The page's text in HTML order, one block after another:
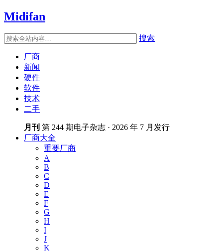
Midifan
搜索
厂商
新闻
硬件
软件
技术
二手
月刊 第 244 期电子杂志 · 2026 年 7 月发行
厂商大全
重要厂商
A
B
C
D
E
F
G
H
I
J
K